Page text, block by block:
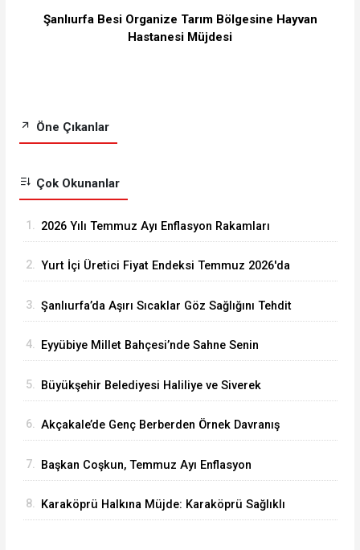
Şanlıurfa Besi Organize Tarım Bölgesine Hayvan
Hastanesi Müjdesi
Öne Çıkanlar
Çok Okunanlar
1. 2026 Yılı Temmuz Ayı Enflasyon Rakamları
2. Yurt İçi Üretici Fiyat Endeksi Temmuz 2026'da
3. Şanlıurfa’da Aşırı Sıcaklar Göz Sağlığını Tehdit
4. Eyyübiye Millet Bahçesi’nde Sahne Senin
5. Büyükşehir Belediyesi Haliliye ve Siverek
6. Akçakale’de Genç Berberden Örnek Davranış
7. Başkan Coşkun, Temmuz Ayı Enflasyon
8. Karaköprü Halkına Müjde: Karaköprü Sağlıklı